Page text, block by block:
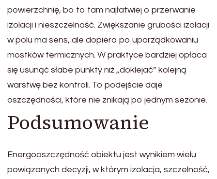
powierzchnię, bo to tam najłatwiej o przerwanie
izolacji i nieszczelność. Zwiększanie grubości izolacji
w polu ma sens, ale dopiero po uporządkowaniu
mostków termicznych. W praktyce bardziej opłaca
się usunąć słabe punkty niż „doklejać” kolejną
warstwę bez kontroli. To podejście daje
oszczędności, które nie znikają po jednym sezonie.
Podsumowanie
Energooszczędność obiektu jest wynikiem wielu
powiązanych decyzji, w którym izolacja, szczelność,